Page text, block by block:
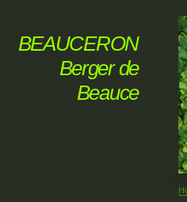
BEAUCERON
Berger de
Beauce